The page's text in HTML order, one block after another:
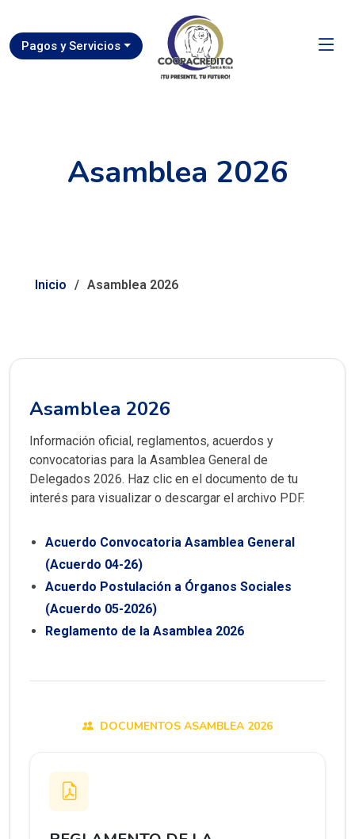
Pagos y Servicios
Asamblea 2026
Inicio Asamblea 2026
Asamblea 2026
Información oficial, reglamentos, acuerdos y
convocatorias para la Asamblea General de
Delegados 2026. Haz clic en el documento de tu
interés para visualizar o descargar el archivo PDF.
Acuerdo Convocatoria Asamblea General
(Acuerdo 04-26)
Acuerdo Postulación a Órganos Sociales
(Acuerdo 05-2026)
Reglamento de la Asamblea 2026
DOCUMENTOS ASAMBLEA 2026